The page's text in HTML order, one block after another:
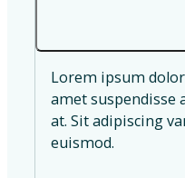
Lorem ipsum
amet suspendisse
at. Sit adipiscing
euismod.